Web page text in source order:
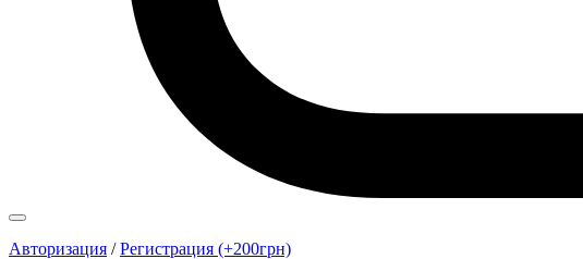
Авторизация /Регистрация (+200грн)